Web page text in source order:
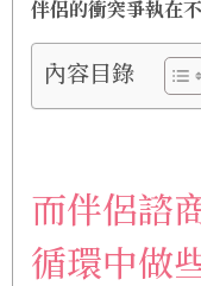
伴侶的衝突爭執在
內容目錄
而伴侶諮
循環中做